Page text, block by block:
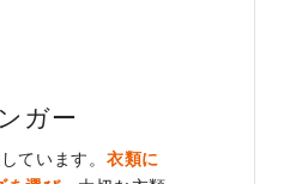
ガー
しています。 衣類に